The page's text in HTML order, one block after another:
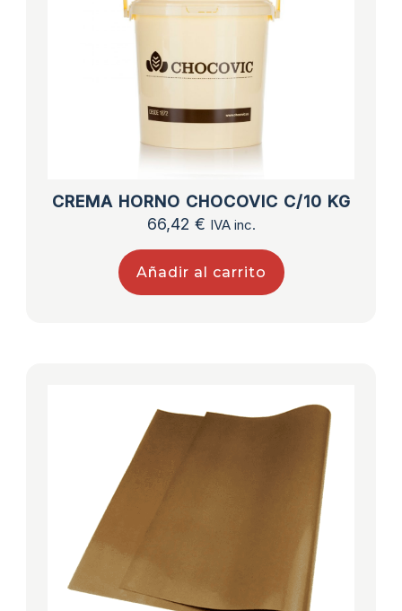
CREMA HORNO CHOCOVIC C/10 KG
66,42 € IVA inc.
Añadir al carrito